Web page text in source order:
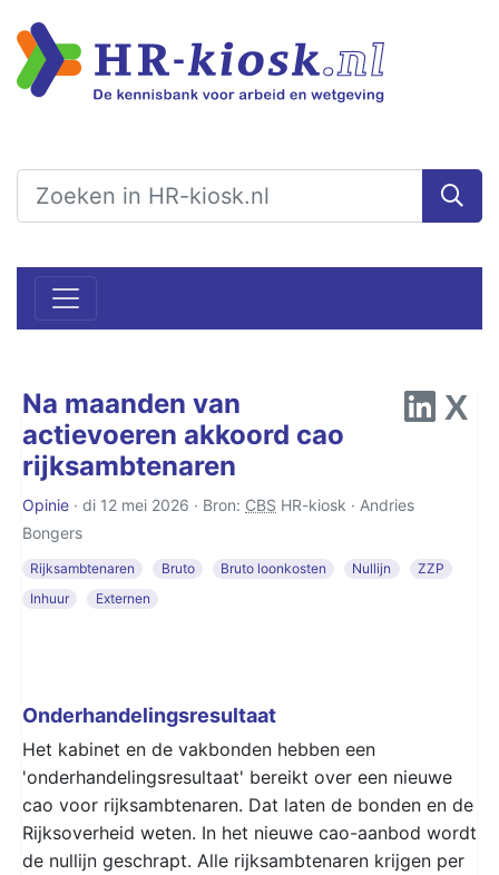
Na maanden van
actievoeren akkoord cao
rijksambtenaren
Opinie · di 12 mei 2026 · Bron: CBS HR-kiosk · Andries
Bongers
Rijksambtenaren Bruto Bruto loonkosten Nullijn
ZZP
Inhuur
Externen
Onderhandelingsresultaat
Het kabinet en de vakbonden hebben een
'onderhandelingsresultaat' bereikt over een nieuwe
cao voor rijksambtenaren. Dat laten de bonden en de
Rijksoverheid weten. In het nieuwe cao-aanbod wordt
de nullijn geschrapt. Alle rijksambtenaren krijgen per